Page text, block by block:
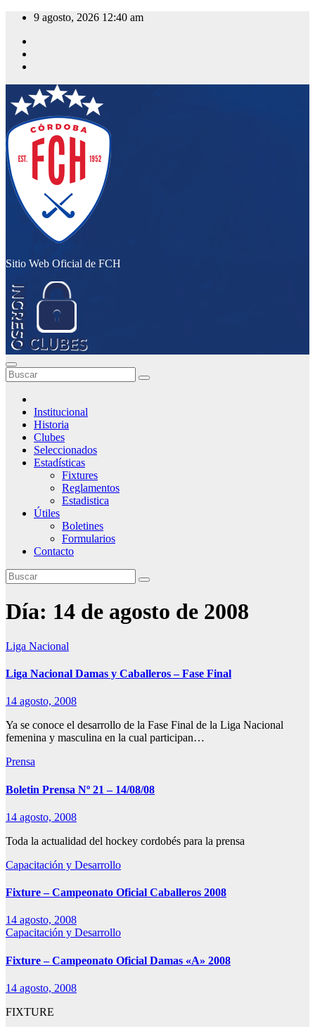
Saltar
contenido
9 agosto, 2026 12:40 am
Sitio Web Oficial de FCH
Institucional
Historia
Clubes
Seleccionados
Estadísticas
Fixtures
Reglamentos
Estadistica
Útiles
Boletines
Formularios
Contacto
Día: 14 de agosto de 2008
Liga Nacional
Liga Nacional Damas y Caballeros – Fase Final
14 agosto, 2008
Ya se conoce el desarrollo de la Fase Final de la Liga Nacional
femenina y masculina en la cual participan…
Prensa
Boletin Prensa Nº 21 – 14/08/08
14 agosto, 2008
Toda la actualidad del hockey cordobés para la prensa
Capacitación y Desarrollo
Fixture – Campeonato Oficial Caballeros 2008
14 agosto, 2008
Capacitación y Desarrollo
Fixture – Campeonato Oficial Damas «A» 2008
14 agosto, 2008
FIXTURE